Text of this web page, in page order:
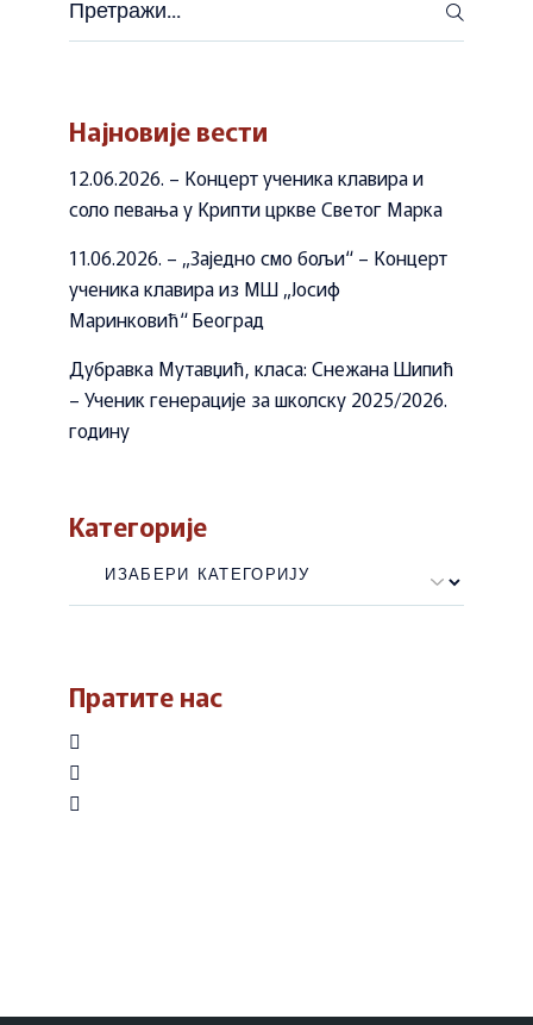
Најновије вести
12.06.2026. – Концерт ученика клавира и
соло певања у Крипти цркве Светог Марка
11.06.2026. – „Заједно смо бољи“ – Концерт
ученика клавира из МШ „Јосиф
Маринковић“ Београд
Дубравка Мутавџић, класа: Снежана Шипић
– Ученик генерације за школску 2025/2026.
годину
Категорије
Категорије
Пратите нас